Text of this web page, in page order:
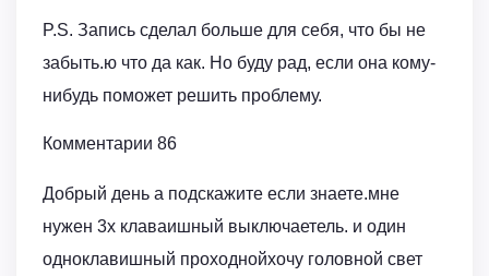
P.S. Запись сделал больше для себя, что бы не
забыть.ю что да как. Но буду рад, если она кому-
нибудь поможет решить проблему.
Комментарии 86
Добрый день а подскажите если знаете.мне
нужен 3х клаваишный выключаетель. и один
одноклавишный проходнойхочу головной свет